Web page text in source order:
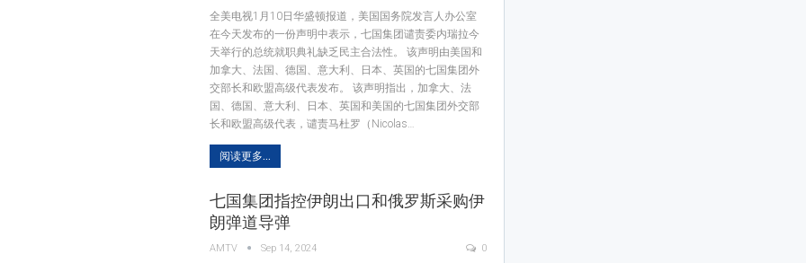
全美电视1月10日华盛顿报道，美国国务院发言人办公室
在今天发布的一份声明中表示，七国集团谴责委内瑞拉今
天举行的总统就职典礼缺乏民主合法性。 该声明由美国和
加拿大、法国、德国、意大利、日本、英国的七国集团外
交部长和欧盟高级代表发布。 该声明指出，加拿大、法
国、德国、意大利、日本、英国和美国的七国集团外交部
长和欧盟高级代表，谴责马杜罗（Nicolas…
阅读更多...
七国集团指控伊朗出口和俄罗斯采购伊
朗弹道导弹
AMTV Sep 14, 2024 0